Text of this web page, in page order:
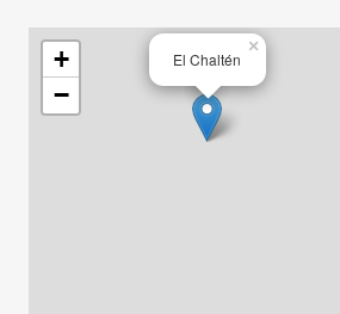
El Chaltén
×
+
−